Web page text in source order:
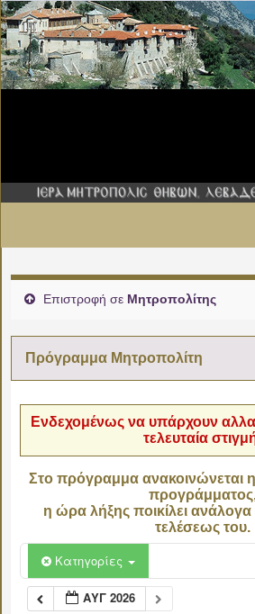
Επιστροφή σε Μητροπολίτης
Πρόγραμμα Μητροπολίτη
Ενδεχομένως να υπάρχουν
τελευταία
Στο πρόγραμμα ανακοινώνεται
η ώρα λήξης ποικίλει ανάλογα
τελέσεως του.
Κατηγορίες
ΑΥΓ 2026